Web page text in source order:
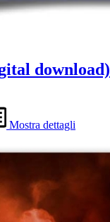
download)
Mostra dettagli